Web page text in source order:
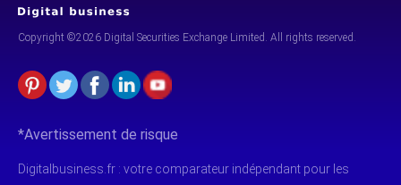
Copyright ©2026 Digital Securities Exchange Limited. All rights reserved.
*Avertissement de risque
Digitalbusiness.fr : votre comparateur indépendant pour les